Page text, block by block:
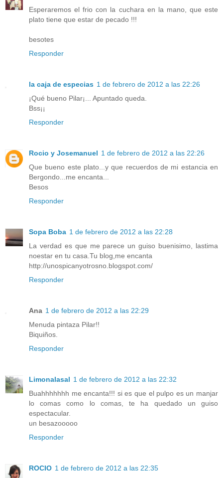
Esperaremos el frio con la cuchara en la mano, que este
plato tiene que estar de pecado !!!
besotes
Responder
la caja de especias 1 de febrero de 2012 a las 22:26
¡Qué bueno Pilar¡... Apuntado queda.
Bss¡¡
Responder
Rocio y Josemanuel 1 de febrero de 2012 a las 22:26
Que bueno este plato...y que recuerdos de mi estancia en
Bergondo...me encanta...
Besos
Responder
Sopa Boba 1 de febrero de 2012 a las 22:28
La verdad es que me parece un guiso buenisimo, lastima
noestar en tu casa.Tu blog,me encanta
http://unospicanyotrosno.blogspot.com/
Responder
Ana 1 de febrero de 2012 a las 22:29
Menuda pintaza Pilar!!
Biquiños.
Responder
Limonalasal 1 de febrero de 2012 a las 22:32
Buahhhhhhh me encanta!!! si es que el pulpo es un manjar
lo comas como lo comas, te ha quedado un guiso
espectacular.
un besazooooo
Responder
ROCIO 1 de febrero de 2012 a las 22:35